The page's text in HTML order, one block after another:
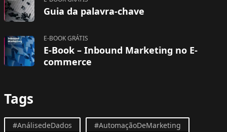
Guia da palavra-chave
E-BOOK GRÁTIS
E-Book – Inbound Marketing no E-
commerce
Tags
#AnálisedeDados #AutomaçãoDeMarketing